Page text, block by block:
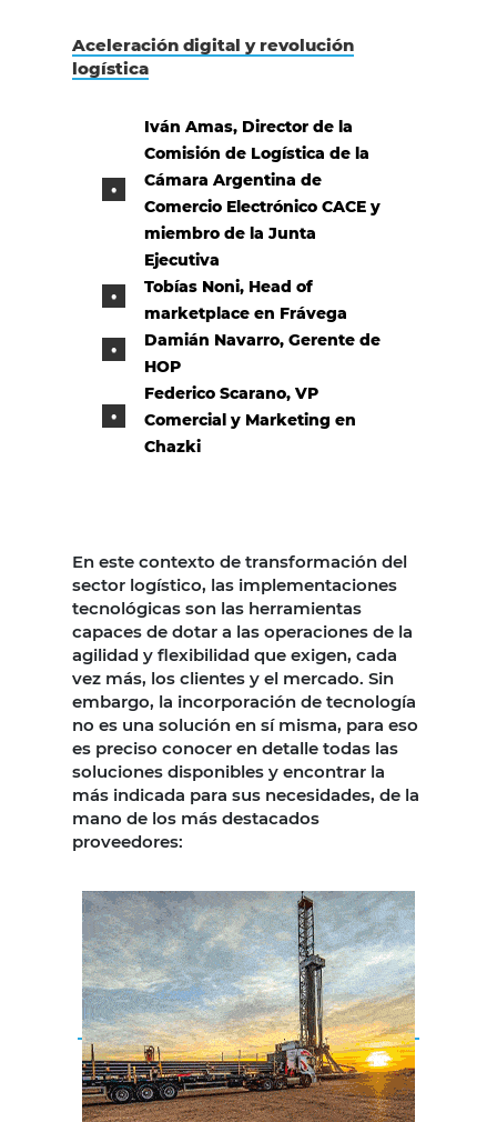
Aceleración digital y revolución
logística
Iván Amas, Director de la
Comisión de Logística de la
Cámara Argentina de
Comercio Electrónico CACE y
miembro de la Junta
Ejecutiva
Tobías Noni, Head of
marketplace en Frávega
Damián Navarro, Gerente de
HOP
Federico Scarano, VP
Comercial y Marketing en
Chazki
En este contexto de transformación del
sector logístico, las implementaciones
tecnológicas son las herramientas
capaces de dotar a las operaciones de la
agilidad y flexibilidad que exigen, cada
vez más, los clientes y el mercado. Sin
embargo, la incorporación de tecnología
no es una solución en sí misma, para eso
es preciso conocer en detalle todas las
soluciones disponibles y encontrar la
más indicada para sus necesidades, de la
mano de los más destacados
proveedores: